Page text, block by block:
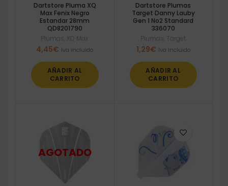
Dartstore Pluma XQ
Max Fenix Negro
Estandar 28mm
QD8201790
Plumas XQ Max
4,45€ Iva incluido
AÑADIR AL
CARRITO
Dartstore Plumas
Target Danny Lauby
Gen 1 No2 Standard
336070
Plumas Target
1,29€ Iva incluido
AÑADIR AL
CARRITO